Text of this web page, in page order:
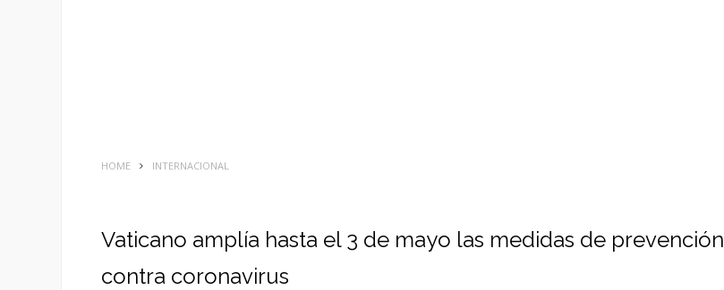
HOME INTERNACIONAL
Vaticano amplía hasta el 3 de mayo las medidas de prevención
contra coronavirus